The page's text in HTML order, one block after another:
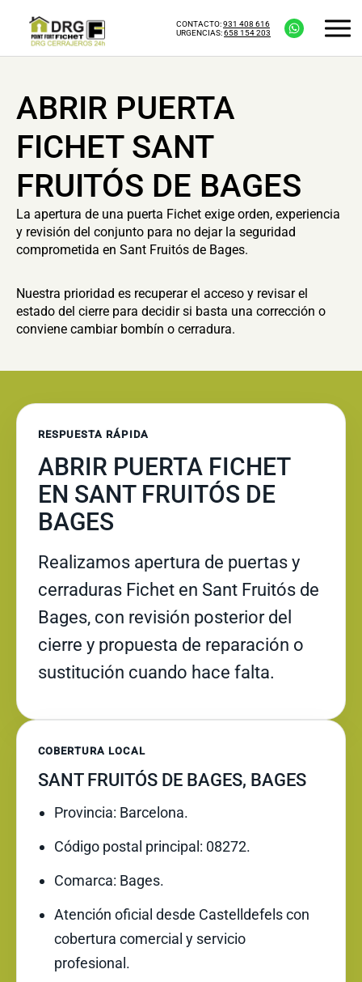
CONTACTO:931 408 616
URGENCIAS:658 154 203
ABRIR PUERTA
FICHET SANT
FRUITÓS DE BAGES
La apertura de una puerta Fichet exige orden, experiencia
y revisión del conjunto para no dejar la seguridad
comprometida en Sant Fruitós de Bages.
Nuestra prioridad es recuperar el acceso y revisar el
estado del cierre para decidir si basta una corrección o
conviene cambiar bombín o cerradura.
RESPUESTA RÁPIDA
ABRIR PUERTA FICHET
EN SANT FRUITÓS DE
BAGES
Realizamos apertura de puertas y
cerraduras Fichet en Sant Fruitós de
Bages, con revisión posterior del
cierre y propuesta de reparación o
sustitución cuando hace falta.
COBERTURA LOCAL
SANT FRUITÓS DE BAGES, BAGES
Provincia: Barcelona.
Código postal principal: 08272.
Comarca: Bages.
Atención oficial desde Castelldefels con
cobertura comercial y servicio
profesional.